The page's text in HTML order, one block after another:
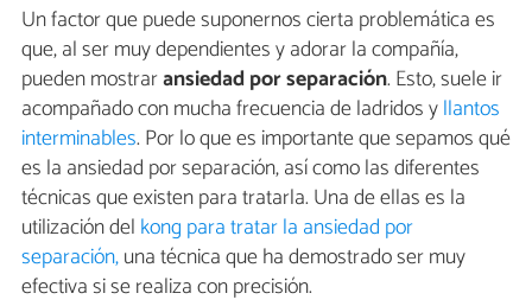
Un factor que puede suponernos cierta problemática es
que, al ser muy dependientes y adorar la compañía,
pueden mostraransiedad por separación. Esto, suele ir
acompañado con mucha frecuencia de ladridos yllantos
interminables. Por lo que es importante que sepamos qué
es la ansiedad por separación, así como las diferentes
técnicas que existen para tratarla. Una de ellas es la
utilización del kong para tratar la ansiedad por
separación,una técnica que ha demostrado ser muy
efectiva si se realiza con precisión.